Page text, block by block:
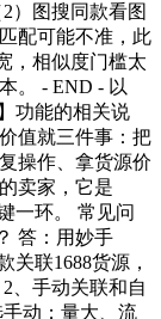
）图搜同款看图
配可能不准，此
，相似度门槛太
。 - END - 以
功能的相关说
值就三件事：把
操作、拿货源价
卖家，它是
一环。 常见问
答：用妙手
关联1688货源，
、手动关联和自
动；量大、流